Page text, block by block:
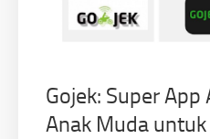
Gojek: Super App
Anak Muda